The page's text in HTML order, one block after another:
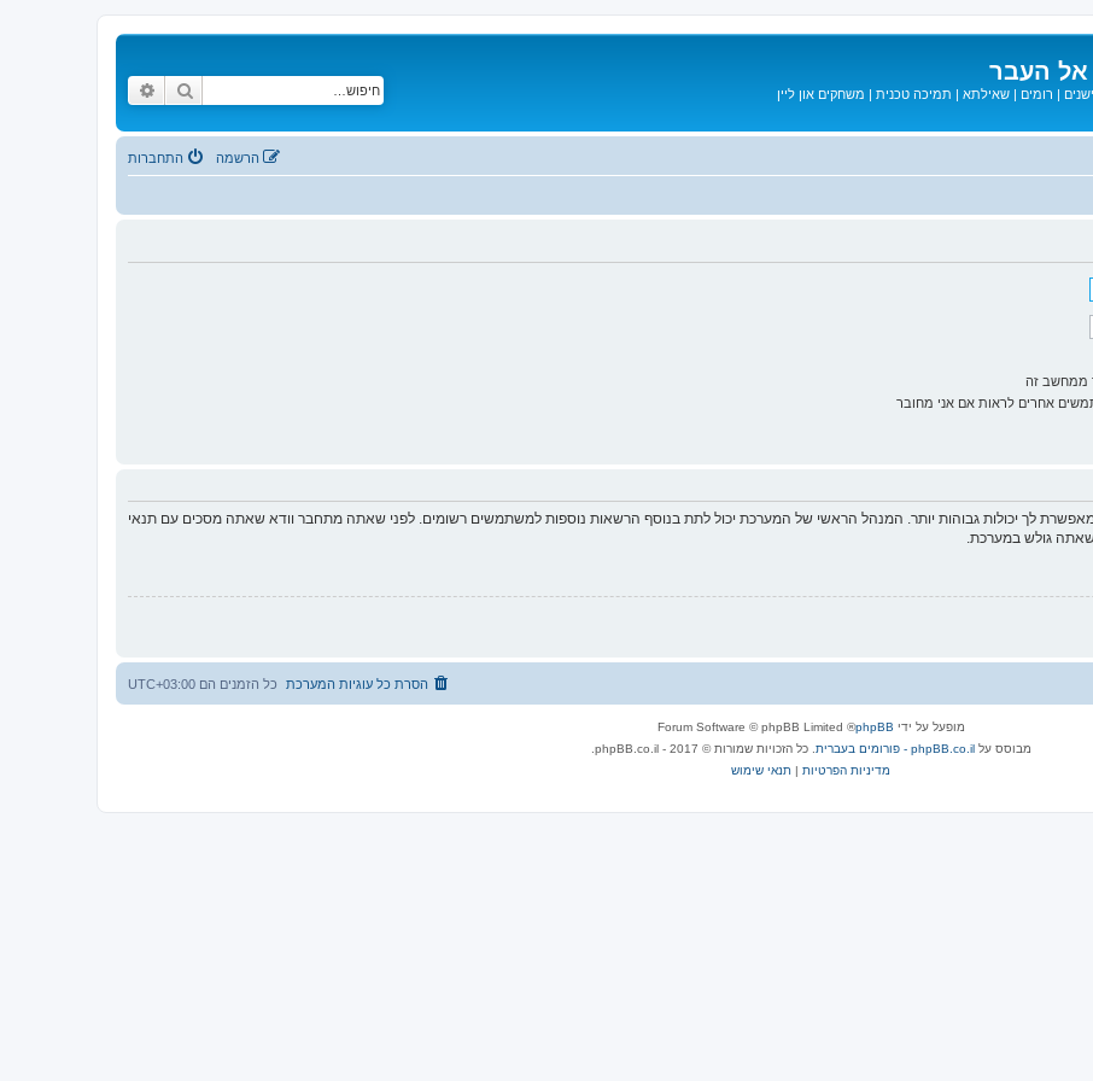
העבר
| רומים | שאילתא | תמיכה טכנית | משחקים און ליין חיפוש
התחברות הרשמה
ממחשב זה
אחרים לראות אם אני מחובר
לך יכולות גבוהות יותר. המנהל הראשי של המערכת יכול לתת בנוסף הרשאות נוספות למשתמשים רשומים. לפני שאתה מתחבר וודא שאתה מסכים עם תנאי
שאתה גולש במערכת.
כל הזמנים הם UTC+03:00 הסרת כל עוגיות המערכת
מופעל על ידי phpBB
® Forum Software © phpBB Limited
מבוסס עלphpBB.co.il - פורומים בעברית
. כל הזכויות שמורות © 2017 - phpBB.co.il.
מדיניות הפרטיות | תנאי שימוש